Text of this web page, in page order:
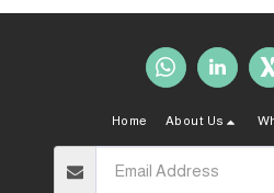
Home About Us